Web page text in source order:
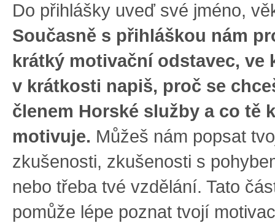
Do přihlášky uveď své jméno,
Současně s přihláškou nám
krátký motivační odstavec, ve
v krátkosti napiš, proč se
členem Horské služby a co tě
motivuje. Můžeš nám popsat
zkušenosti, zkušenosti s
nebo třeba tvé vzdělání. Tato
pomůže lépe poznat tvojí